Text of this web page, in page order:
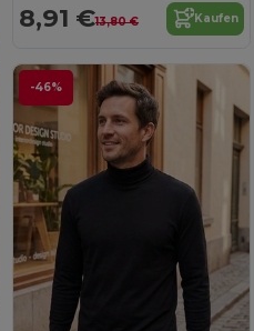
8,91 €13,80 € Kaufen
-46%